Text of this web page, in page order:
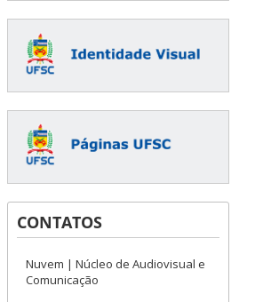
CONTATOS
Nuvem | Núcleo de Audiovisual e
Comunicação